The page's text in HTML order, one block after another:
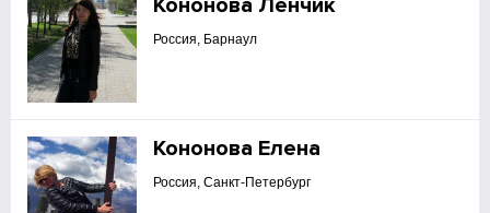
Кононова Ленчик
Россия, Барнаул
Кононова Елена
Россия, Санкт-Петербург